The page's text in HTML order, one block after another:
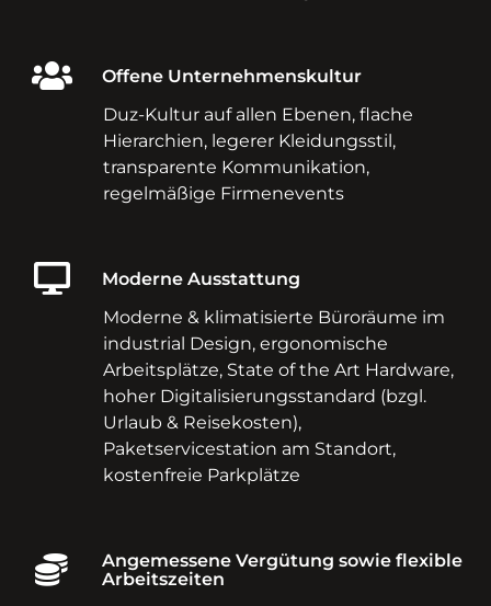
Offene Unternehmenskultur
Duz-Kultur auf allen Ebenen, flache
Hierarchien, legerer Kleidungsstil,
transparente Kommunikation,
regelmäßige Firmenevents
Moderne Ausstattung
Moderne & klimatisierte Büroräume im
industrial Design, ergonomische
Arbeitsplätze, State of the Art Hardware,
hoher Digitalisierungsstandard (bzgl.
Urlaub & Reisekosten),
Paketservicestation am Standort,
kostenfreie Parkplätze
Angemessene Vergütung sowie flexible
Arbeitszeiten